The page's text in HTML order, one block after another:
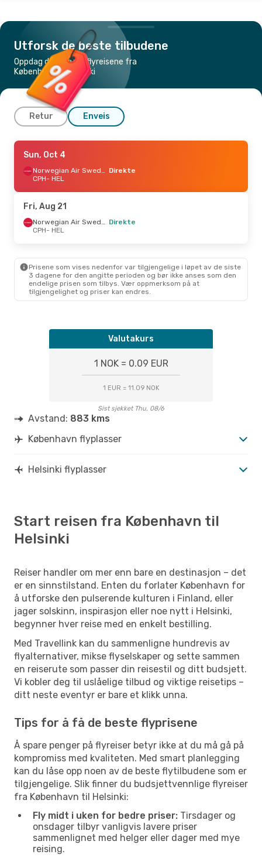
Utforsk de beste tilbudene
Oppdag de billigste flyreisene fra
København til Helsinki
Retur Enveis
Fri, Aug 14
Norwegian Air Sweden
Direkte
Norwegian Air Sweden
Direkte
HEL- CPH
Direkte
CPH- HEL
Norwegian Air Sweden
Direkte
HEL- CPH
Sun, Oct 4
Norwegian Air Sweden Direkte
CPH- HEL
Fri, Aug 21
Norwegian Air Sweden Direkte
CPH- HEL
Prisene som vises nedenfor var tilgjengelige i løpet av de siste
3 dagene for den angitte perioden og bør ikke anses som den
endelige prisen som tilbys. Vær oppmerksom på at
tilgjengelighet og priser kan endres.
Valutakurs
1 NOK = 0.09 EUR
1 EUR = 11.09 NOK
Sist sjekket Thu, 08/6
Avstand: 883 kms
København flyplasser
Helsinki flyplasser
Start reisen fra København til
Helsinki
Reiser handler om mer enn bare en destinasjon – det
er en sinnstilstand. Enten du forlater København for
å utforske den pulserende kulturen i Finland, eller
jager solskinn, inspirasjon eller noe nytt i Helsinki,
begynner hver reise med en enkelt bestilling.
Med Travellink kan du sammenligne hundrevis av
flyalternativer, mikse flyselskaper og sette sammen
en reiserute som passer din reisestil og ditt budsjett.
Vi kobler deg til uslåelige tilbud og viktige reisetips –
ditt neste eventyr er bare et klikk unna.
Tips for å få de beste flyprisene
Å spare penger på flyreiser betyr ikke at du må gå på
kompromiss med kvaliteten. Med smart planlegging
kan du låse opp noen av de beste flytilbudene som er
tilgjengelige. Slik finner du budsjettvennlige flyreiser
fra København til Helsinki:
Fly midt i uken for bedre priser: Tirsdager og
onsdager tilbyr vanligvis lavere priser
sammenlignet med helger eller dager med mye
reising.